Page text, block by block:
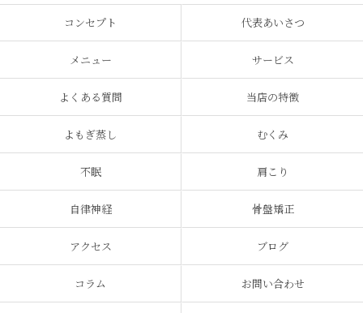
コンセプト 代表あいさつ
メニュー サービス
よくある質問 当店の特徴
よもぎ蒸し むくみ
不眠 肩こり
自律神経 骨盤矯正
アクセス ブログ
コラム お問い合わせ